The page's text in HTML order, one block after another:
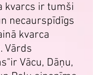
kvarcs ir tumši
necaurspīdīgs
kvarca
Vārds
Vācu, Dāņu,